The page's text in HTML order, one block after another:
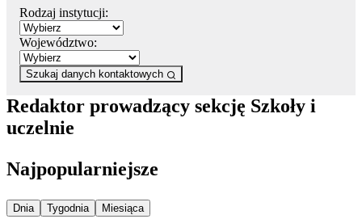
Rodzaj instytucji:
Województwo:
Szukaj danych kontaktowych
Redaktor prowadzący sekcję Szkoły i
uczelnie
Najpopularniejsze
Najpopularniejsze wiadomości z
Dnia Najpopularniejsze wiadomości z
Tygodnia Najpopularniejsze wiadomości z
Miesiąca